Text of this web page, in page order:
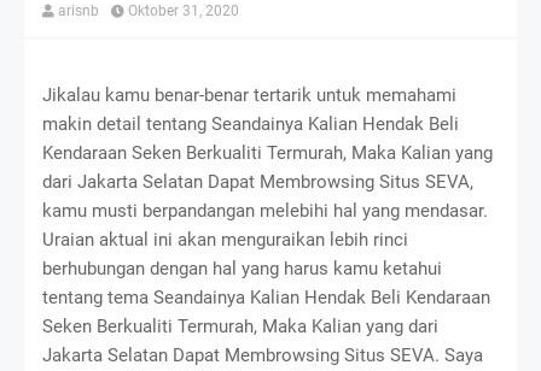
arisnb Oktober 31, 2020
Jikalau kamu benar-benar tertarik untuk memahami
makin detail tentang Seandainya Kalian Hendak Beli
Kendaraan Seken Berkualiti Termurah, Maka Kalian yang
dari Jakarta Selatan Dapat Membrowsing Situs SEVA,
kamu musti berpandangan melebihi hal yang mendasar.
Uraian aktual ini akan menguraikan lebih rinci
berhubungan dengan hal yang harus kamu ketahui
tentang tema Seandainya Kalian Hendak Beli Kendaraan
Seken Berkualiti Termurah, Maka Kalian yang dari
Jakarta Selatan Dapat Membrowsing Situs SEVA. Saya